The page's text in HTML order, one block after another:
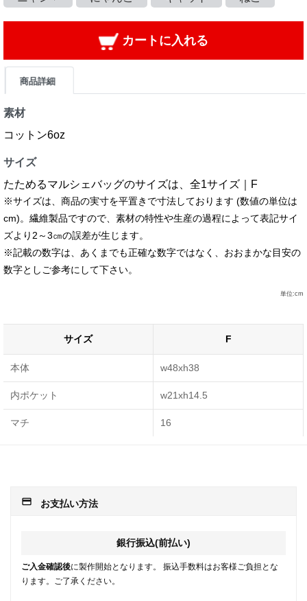
カートに入れる
商品詳細
素材
コットン6oz
サイズ
たためるマルシェバッグのサイズは、全1サイズ｜F
※サイズは、商品の実寸を平置きで寸法しております (数値の単位は
cm)。繊維製品ですので、素材の特性や生産の過程によって表記サイ
ズより2～3㎝の誤差が生じます。
※記載の数字は、あくまでも正確な数字ではなく、おおまかな目安の
数字としご参考にして下さい。
単位:cm
サイズ F
本体 w48xh38
内ポケット w21xh14.5
マチ 16
payment お支払い方法
銀行振込(前払い)
ご入金確認後に製作開始となります。 振込手数料はお客様ご負担とな
ります。ご了承ください。